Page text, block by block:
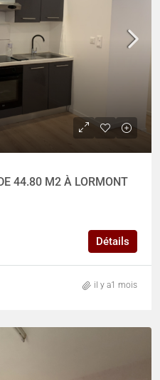
44.80 M2 À LORMONT
Détails
il y a1 mois